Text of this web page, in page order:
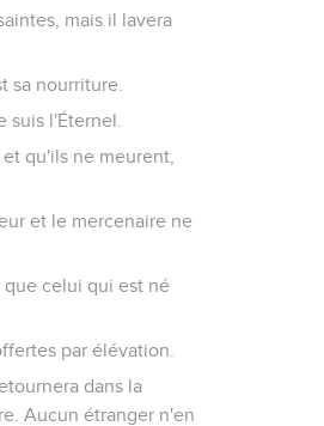
mais il lavera
sa nourriture.
suis l'Éternel.
qu'ils ne meurent,
et le mercenaire ne
que celui qui est né
par élévation.
dans la
Aucun étranger n'en